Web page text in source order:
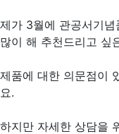
제가 3월에 관공서기
많이 해 추천드리고 싶
제품에 대한 의문점이
요.
하지만 자세한 상담을